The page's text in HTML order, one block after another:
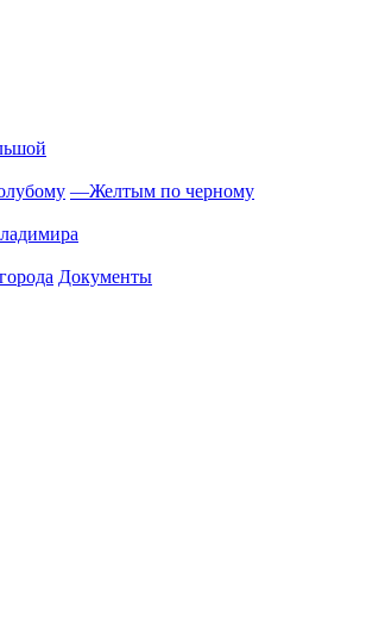
—Желтым по черному
Документы